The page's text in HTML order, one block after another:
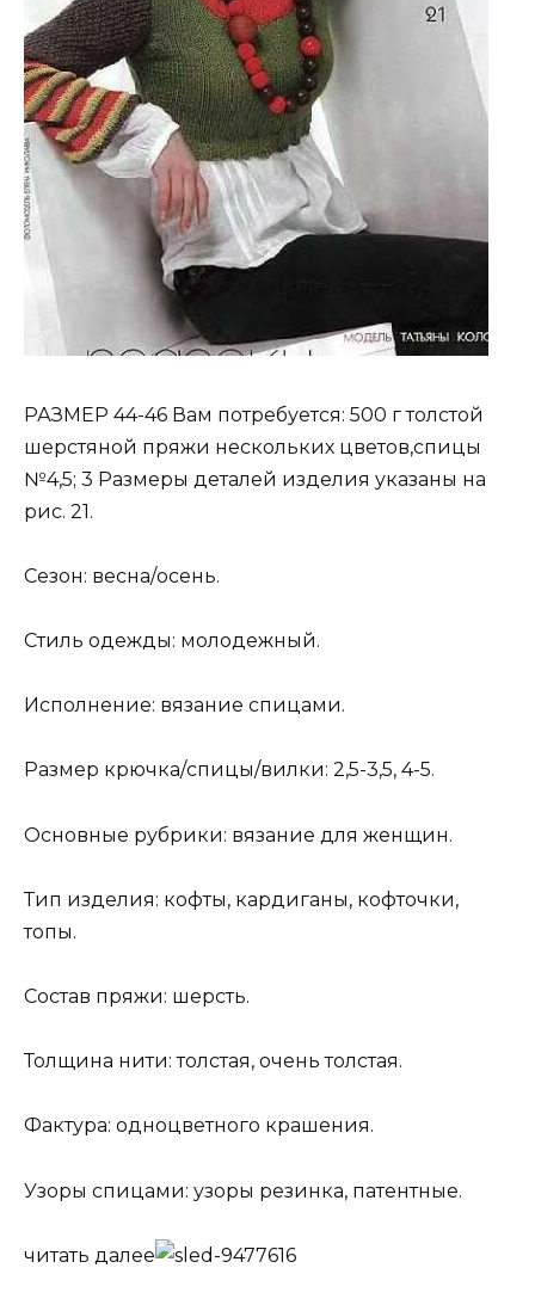
РАЗМЕР 44-46 Вам потребуется: 500 г толстой
шерстяной пряжи нескольких цветов,спицы
№4,5; 3 Размеры деталей изделия указаны на
рис. 21.
Сезон: весна/осень.
Стиль одежды: молодежный.
Исполнение: вязание спицами.
Размер крючка/спицы/вилки: 2,5-3,5, 4-5.
Основные рубрики: вязание для женщин.
Тип изделия: кофты, кардиганы, кофточки,
топы.
Состав пряжи: шерсть.
Толщина нити: толстая, очень толстая.
Фактура: одноцветного крашения.
Узоры спицами: узоры резинка, патентные.
читать далее